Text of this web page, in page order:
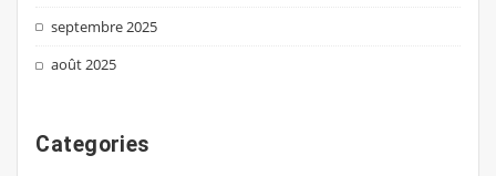
septembre 2025
août 2025
Categories